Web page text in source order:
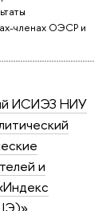
членах ОЭСР и
ИСИЭЗ НИУ
и